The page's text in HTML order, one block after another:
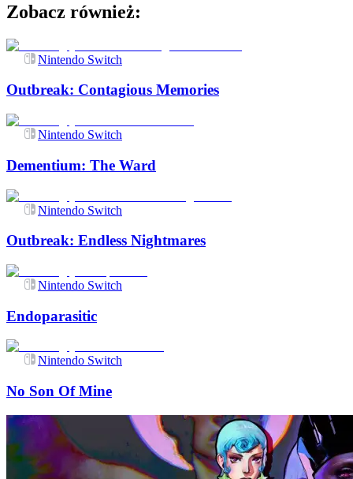
Zobacz również:
Nintendo Switch
Outbreak: Contagious Memories
Nintendo Switch
Dementium: The Ward
Nintendo Switch
Outbreak: Endless Nightmares
Nintendo Switch
Endoparasitic
Nintendo Switch
No Son Of Mine